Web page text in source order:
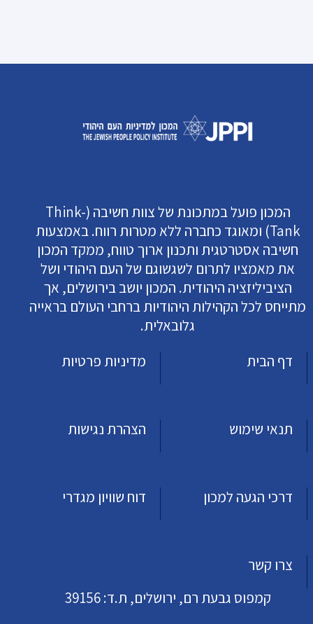
המכון פועל במתכונת של צוות חשיבה (Think-
Tank) ומאוגד כחברה ללא מטרות רווח. באמצעות
חשיבה אסטרטגית ותכנון ארוך טווח, ממקד המכון
את מאמציו לתרום לשגשוגם של העם היהודי ושל
הציביליזציה היהודית. המכון יושב בירושלים, אך
מתייחס לכל הקהילות היהודיות ברחבי העולם בראייה
גלובאלית.
דף הבית
מדיניות פרטיות
תנאי שימוש הצהרת נגישות
דרכי הגעה למכון דוח שוויון מגדרי
צרו קשר
קמפוס גבעת רם, ירושלים, ת.ד: 39156